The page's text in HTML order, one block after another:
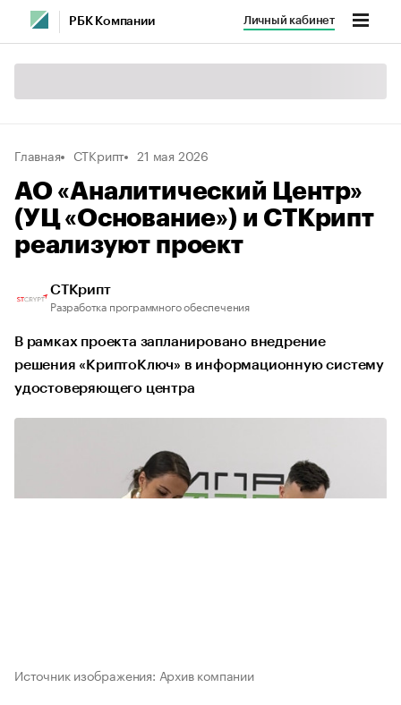
РБК Компании Личный кабинет
Главная СТКрипт 21 мая 2026
АО «Аналитический Центр»
(УЦ «Основание») и СТКрипт
реализуют проект
СТКрипт
Разработка программного обеспечения
В рамках проекта запланировано внедрение
решения «КриптоКлюч» в информационную систему
удостоверяющего центра
Источник изображения: Архив компании